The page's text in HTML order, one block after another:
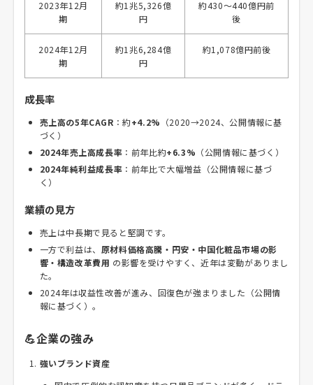
2023年12月
期
約1兆5,326億
円
約430〜440億円前
後
2024年12月
期
約1兆6,284億
円
約1,078億円前後
成長率
売上高の5年CAGR ：約+4.2% （2020→2024、公開情報に基
づく）
2024年売上高成長率 ：前年比約+6.3% （公開情報に基づく）
2024年純利益成長率 ：前年比で大幅増益（公開情報に基づ
く）
業績の見方
売上は中長期で見ると堅調です。
一方で利益は、 原材料価格高騰・円安・中国化粧品市場の影
響・構造改革費用 の影響を受けやすく、近年は変動がありまし
た。
2024年は収益性改善が進み、回復色が強まりました（公開情
報に基づく）。
💪企業の強み
強いブランド資産